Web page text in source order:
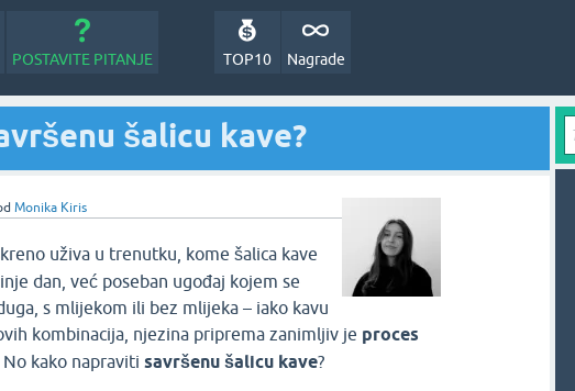
POSTAVITE PITANJE Nagrade
TOP10
šalicu kave?
Monika Kiris
uživa u trenutku, kome šalica kave
dan, već poseban ugođaj kojem se
s mlijekom ili bez mlijeka – iako kavu
kombinacija, njezina priprema zanimljiv je proces
. No kako napraviti savršenu šalicu kave?